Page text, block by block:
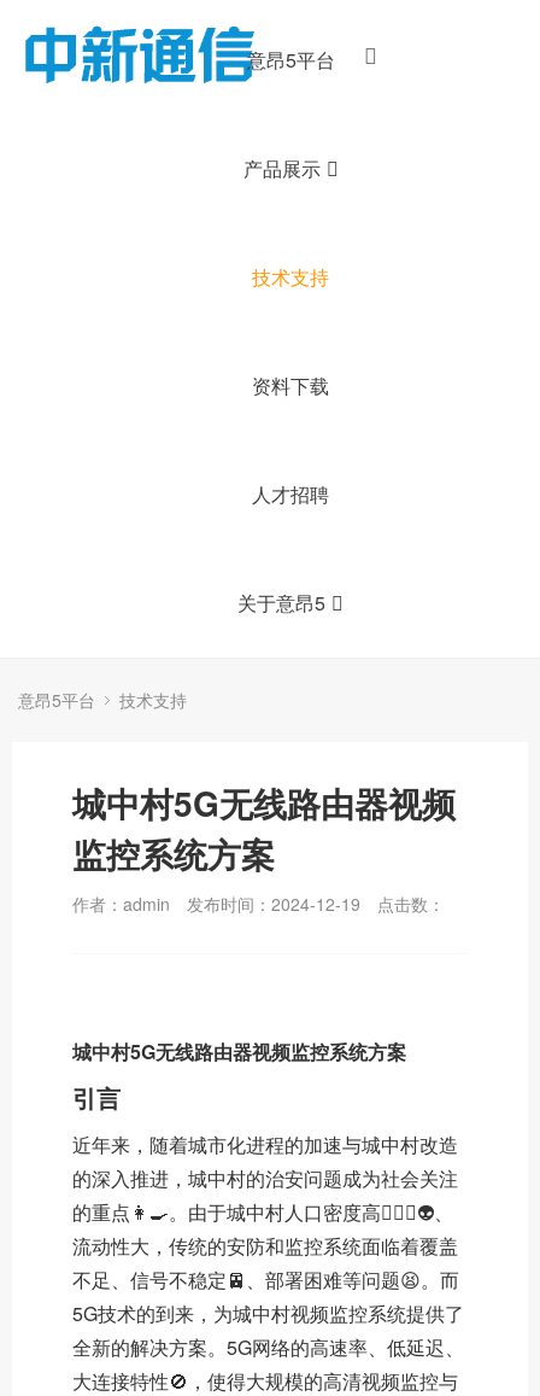
意昂5平台
产品展示
技术支持
资料下载
人才招聘
关于意昂5
意昂5平台 技术支持
城中村5G无线路由器视频
监控系统方案
作者：admin 发布时间：2024-12-19 点击数：
城中村5G无线路由器视频监控系统方案
引言
近年来，随着城市化进程的加速与城中村改造
的深入推进，城中村的治安问题成为社会关注
的重点👩‍🍳。由于城中村人口密度高🏃🏻‍♀️👽、
流动性大，传统的安防和监控系统面临着覆盖
不足、信号不稳定🚈、部署困难等问题😫。而
5G技术的到来，为城中村视频监控系统提供了
全新的解决方案。5G网络的高速率、低延迟、
大连接特性🚫，使得大规模的高清视频监控与